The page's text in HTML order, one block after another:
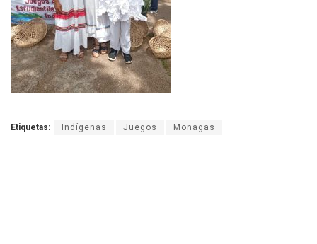
Etiquetas: Indígenas Juegos Monagas